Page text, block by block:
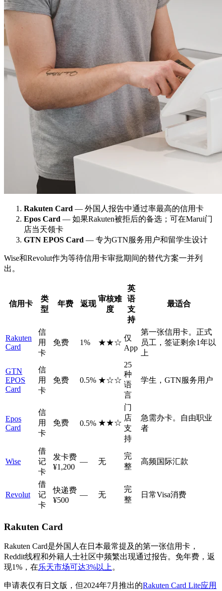
Rakuten Card — 外国人报告中通过率最高的信用卡
Epos Card — 如果Rakuten被拒后的备选；可在Marui门
店当天领卡
GTN EPOS Card — 专为GTN服务用户和留学生设计
Wise和Revolut作为等待信用卡审批期间的替代方案一并列
出。
信用卡
类
型
年费 返现
审核难
度
英
语
支
持
最适合
Rakuten
Card
信
用
卡
免费 1% ★★☆
仅
App
第一张信用卡。正式
员工，签证剩余1年以
上
GTN
EPOS
Card
信
用
卡
免费 0.5% ★☆☆
25
种
语
言
学生，GTN服务用户
Epos
Card
信
用
卡
免费 0.5% ★★☆
门
店
支
持
急需办卡。自由职业
者
Wise
借
记
卡
发卡费
¥1,200
— 无
完
整
高频国际汇款
Revolut
借
记
卡
快递费
¥500
— 无
完
整
日常Visa消费
Rakuten Card
Rakuten Card是外国人在日本最常提及的第一张信用卡，
Reddit线程和外籍人士社区中频繁出现通过报告。免年费，返
现1%，在乐天市场可达3%以上 。
申请表仅有日文版，但2024年7月推出的Rakuten Card Lite应用